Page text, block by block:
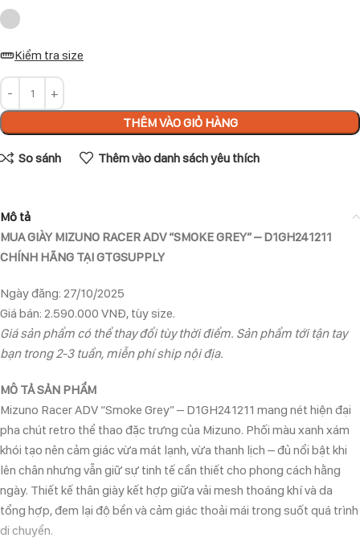
Kiểm tra size
THÊM VÀO GIỎ HÀNG
So sánh Thêm vào danh sách yêu thích
Mô tả
MUA GIÀY MIZUNO RACER ADV “SMOKE GREY” – D1GH241211
CHÍNH HÃNG TẠI GTGSUPPLY
Ngày đăng: 27/10/2025
Giá bán: 2.590.000 VNĐ, tùy size.
Giá sản phẩm có thể thay đổi tùy thời điểm. Sản phẩm tới tận tay
bạn trong 2-3 tuần, miễn phí ship nội địa.
MÔ TẢ SẢN PHẨM
Mizuno Racer ADV “Smoke Grey” – D1GH241211 mang nét hiện đại
pha chút retro thể thao đặc trưng của Mizuno. Phối màu xanh xám
khói tạo nên cảm giác vừa mát lạnh, vừa thanh lịch – đủ nổi bật khi
lên chân nhưng vẫn giữ sự tinh tế cần thiết cho phong cách hằng
ngày. Thiết kế thân giày kết hợp giữa vải mesh thoáng khí và da
tổng hợp, đem lại độ bền và cảm giác thoải mái trong suốt quá trình
di chuyển.